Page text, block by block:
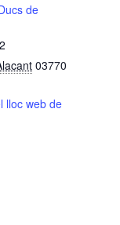
de
03770
lloc web de